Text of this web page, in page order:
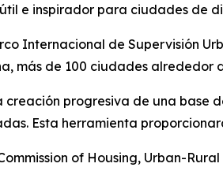
e inspirador para ciudades de
Internacional de Supervisión
más de 100 ciudades
creación progresiva de una
Esta herramienta
of Housing, Urban-